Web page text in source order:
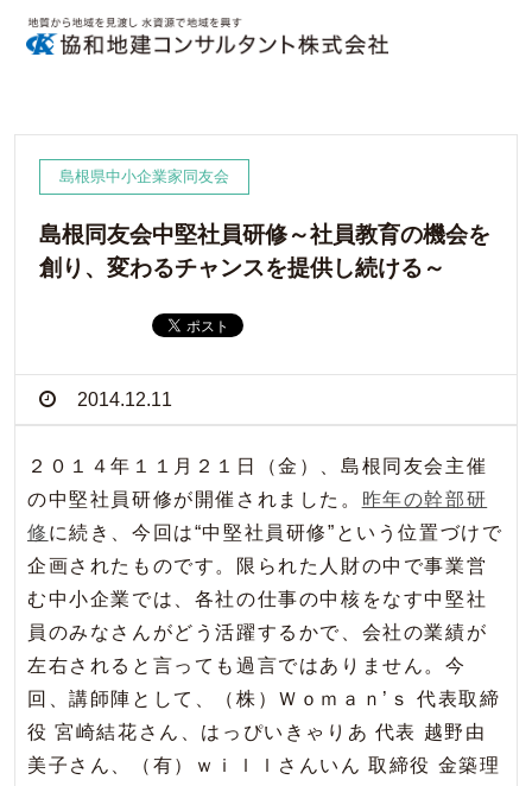
島根県中小企業家同友会
島根同友会中堅社員研修～社員教育の機会を
創り、変わるチャンスを提供し続ける～
2014.12.11
２０１４年１１月２１日（金）、島根同友会主催
の中堅社員研修が開催されました。 昨年の幹部研
修 に続き、今回は“中堅社員研修”という位置づけで
企画されたものです。限られた人財の中で事業営
む中小企業では、各社の仕事の中核をなす中堅社
員のみなさんがどう活躍するかで、会社の業績が
左右されると言っても過言ではありません。今
回、講師陣として、（株）Ｗｏｍａｎ’ｓ 代表取締
役 宮崎結花さん、はっぴいきゃりあ 代表 越野由
美子さん、（有）ｗｉｌｌさんいん 取締役 金築理